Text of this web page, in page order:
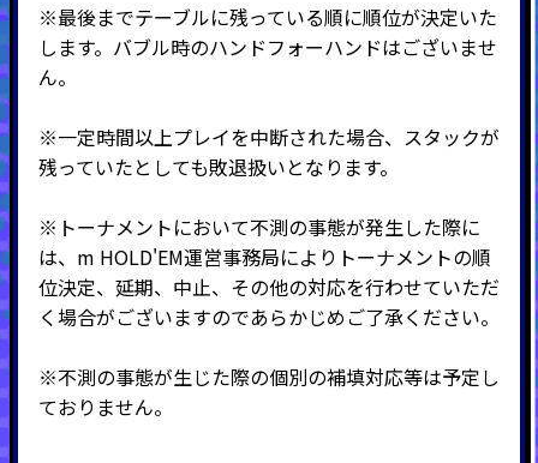
※最後までテーブルに残っている順に順位が決定いた
します。バブル時のハンドフォーハンドはございませ
ん。
※一定時間以上プレイを中断された場合、スタックが
残っていたとしても敗退扱いとなります。
※トーナメントにおいて不測の事態が発生した際に
は、m HOLD'EM運営事務局によりトーナメントの順
位決定、延期、中止、その他の対応を行わせていただ
く場合がございますのであらかじめご了承ください。
※不測の事態が生じた際の個別の補填対応等は予定し
ておりません。